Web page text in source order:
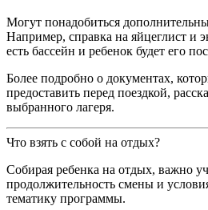
Могут понадобиться
Например, справка на яйцеглист и
есть бассейн и ребенок будет его
Более подробно о документах,
предоставить перед поездкой,
выбранного лагеря.
Что взять с собой на отдых?
Собирая ребенка на отдых, важно
продолжительность смены и
тематику программы.